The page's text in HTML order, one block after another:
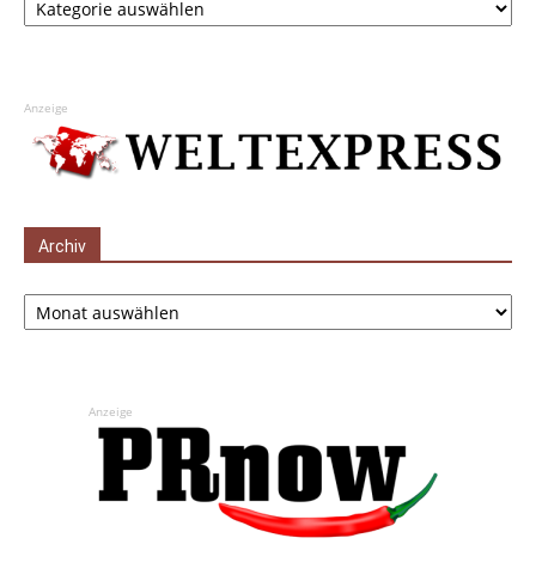
Anzeige
Archiv
Archiv
Anzeige